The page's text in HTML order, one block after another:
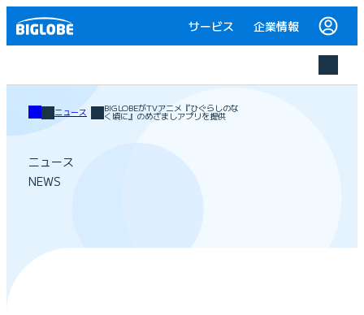
サービス 企業情報
ニュース BIGLOBEがTVアニメ『ひぐらしのな
く頃に』のめざましアプリを提供
ニュース
NEWS